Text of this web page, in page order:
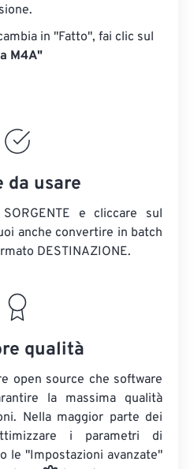
in "Fatto", fai clic sul
M4A"
da usare
e cliccare sul
anche convertire in batch
DESTINAZIONE.
qualità
open source che software
la massima qualità
Nella maggior parte dei
i parametri di
le "Impostazioni avanzate"